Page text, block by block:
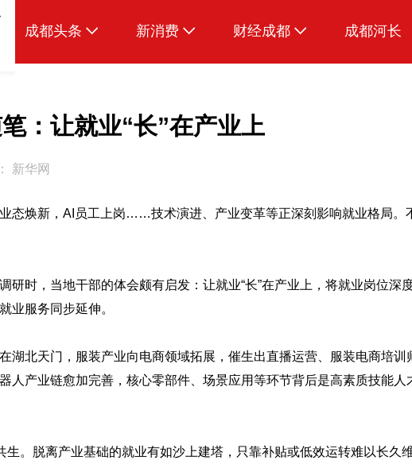
成都头条
本地
热点专题
公示
新消费 财经成都 成都河长
：让就业“长”在产业上
新华网
态焕新，AI员工上岗……技术演进、产业变革等正深刻影响就业格局。
研时，当地干部的体会颇有启发：让就业“长”在产业上，将就业岗位深
业服务同步延伸。
湖北天门，服装产业向电商领域拓展，催生出直播运营、服装电商培训
人产业链愈加完善，核心零部件、场景应用等环节背后是高素质技能人
生。脱离产业基础的就业有如沙上建塔，只靠补贴或低效运转难以长久